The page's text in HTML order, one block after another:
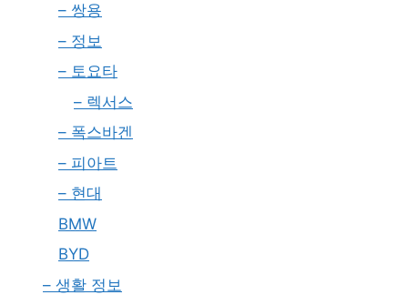
– 쌍용
– 정보
– 토요타
– 렉서스
– 폭스바겐
– 피아트
– 현대
BMW
BYD
– 생활 정보